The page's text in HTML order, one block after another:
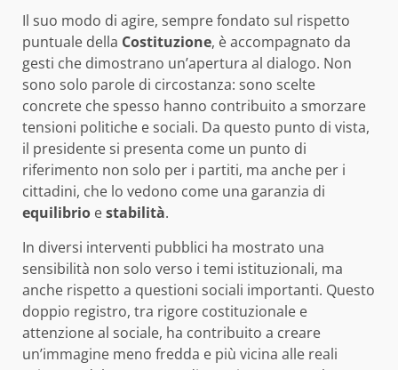
Il suo modo di agire, sempre fondato sul rispetto
puntuale della Costituzione, è accompagnato da
gesti che dimostrano un’apertura al dialogo. Non
sono solo parole di circostanza: sono scelte
concrete che spesso hanno contribuito a smorzare
tensioni politiche e sociali. Da questo punto di vista,
il presidente si presenta come un punto di
riferimento non solo per i partiti, ma anche per i
cittadini, che lo vedono come una garanzia di
equilibrio estabilità.
In diversi interventi pubblici ha mostrato una
sensibilità non solo verso i temi istituzionali, ma
anche rispetto a questioni sociali importanti. Questo
doppio registro, tra rigore costituzionale e
attenzione al sociale, ha contribuito a creare
un’immagine meno fredda e più vicina alle reali